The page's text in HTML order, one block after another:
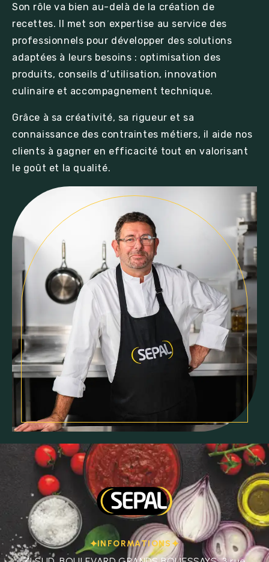
Son rôle va bien au-delà de la création de
recettes. Il met son expertise au service des
professionnels pour développer des solutions
adaptées à leurs besoins : optimisation des
produits, conseils d’utilisation, innovation
culinaire et accompagnement technique.
Grâce à sa créativité, sa rigueur et sa
connaissance des contraintes métiers, il aide nos
clients à gagner en efficacité tout en valorisant
le goût et la qualité.
INFORMATIONS